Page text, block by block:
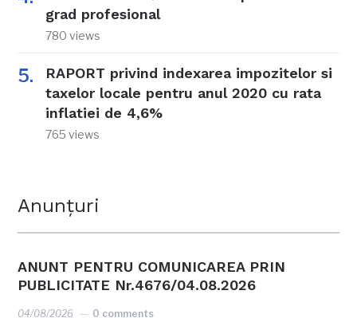
grad profesional
780 views
RAPORT privind indexarea impozitelor si
taxelor locale pentru anul 2020 cu rata
inflatiei de 4,6%
765 views
Anunțuri
ANUNT PENTRU COMUNICAREA PRIN
PUBLICITATE Nr.4676/04.08.2026
04/08/2026 0 comments